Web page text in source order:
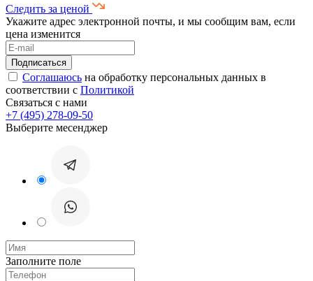
Следить за ценой
Укажите адрес электронной почты, и мы сообщим вам, если
цена изменится
Соглашаюсь на обработку персональных данных в
соответствии с Политикой
Связаться с нами
+7 (495) 278-09-50
Выберите месенджер
Заполните поле